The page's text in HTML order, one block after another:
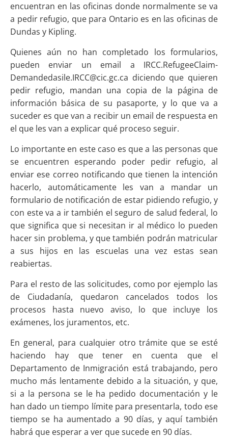
encuentran en las oficinas donde normalmente se va
a pedir refugio, que para Ontario es en las oficinas de
Dundas y Kipling.
Quienes aún no han completado los formularios,
pueden enviar un email a IRCC.RefugeeClaim-
Demandedasile.IRCC@cic.gc.ca diciendo que quieren
pedir refugio, mandan una copia de la página de
información básica de su pasaporte, y lo que va a
suceder es que van a recibir un email de respuesta en
el que les van a explicar qué proceso seguir.
Lo importante en este caso es que a las personas que
se encuentren esperando poder pedir refugio, al
enviar ese correo notificando que tienen la intención
hacerlo, automáticamente les van a mandar un
formulario de notificación de estar pidiendo refugio, y
con este va a ir también el seguro de salud federal, lo
que significa que si necesitan ir al médico lo pueden
hacer sin problema, y que también podrán matricular
a sus hijos en las escuelas una vez estas sean
reabiertas.
Para el resto de las solicitudes, como por ejemplo las
de Ciudadanía, quedaron cancelados todos los
procesos hasta nuevo aviso, lo que incluye los
exámenes, los juramentos, etc.
En general, para cualquier otro trámite que se esté
haciendo hay que tener en cuenta que el
Departamento de Inmigración está trabajando, pero
mucho más lentamente debido a la situación, y que,
si a la persona se le ha pedido documentación y le
han dado un tiempo límite para presentarla, todo ese
tiempo se ha aumentado a 90 días, y aquí también
habrá que esperar a ver que sucede en 90 días.